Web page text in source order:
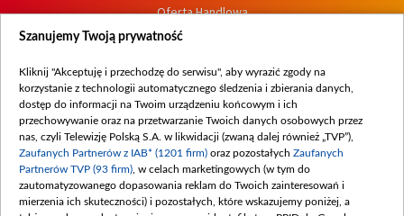
Oferta Handlowa
Dostępność
Procedura zgłoszeń wewnętrznych
Szanujemy Twoją prywatność
Kliknij "Akceptuję i przechodzę do serwisu", aby wyrazić zgody na
korzystanie z technologii automatycznego śledzenia i zbierania danych,
dostęp do informacji na Twoim urządzeniu końcowym i ich
przechowywanie oraz na przetwarzanie Twoich danych osobowych przez
nas, czyli Telewizję Polską S.A. w likwidacji (zwaną dalej również „TVP”),
Zaufanych Partnerów z IAB* (1201 firm) oraz pozostałych Zaufanych
Partnerów TVP (93 firm) , w celach marketingowych (w tym do
zautomatyzowanego dopasowania reklam do Twoich zainteresowań i
mierzenia ich skuteczności) i pozostałych, które wskazujemy poniżej, a